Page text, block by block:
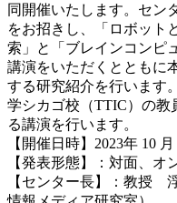
同開催いたします。セン
をお招きし、「ロボット
索」と「ブレインコンピ
講演をいただくとともに
する研究紹介を行います
学シカゴ校（TTIC）の教
る講演を行います。
【 開催日時】2023年 10
【発表形態】
：対面、オ
【 センター長】
：教授